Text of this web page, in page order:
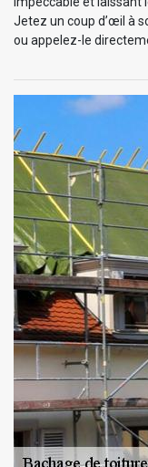
Jetez un coup d’œil à
ou appelez-le